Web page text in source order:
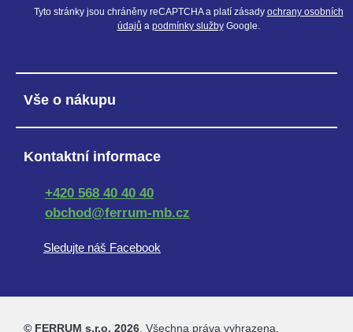
Tyto stránky jsou chráněny reCAPTCHA a platí zásady ochrany osobních
údajů a podmínky službyGoogle.
Vše o nákupu
Kontaktní informace
+420 568 40 40 40
obchod@ferrum-mb.cz
Sledujte náš Facebook
© FERRUM s.r.o. 2026. Všechna práva vyhrazena.